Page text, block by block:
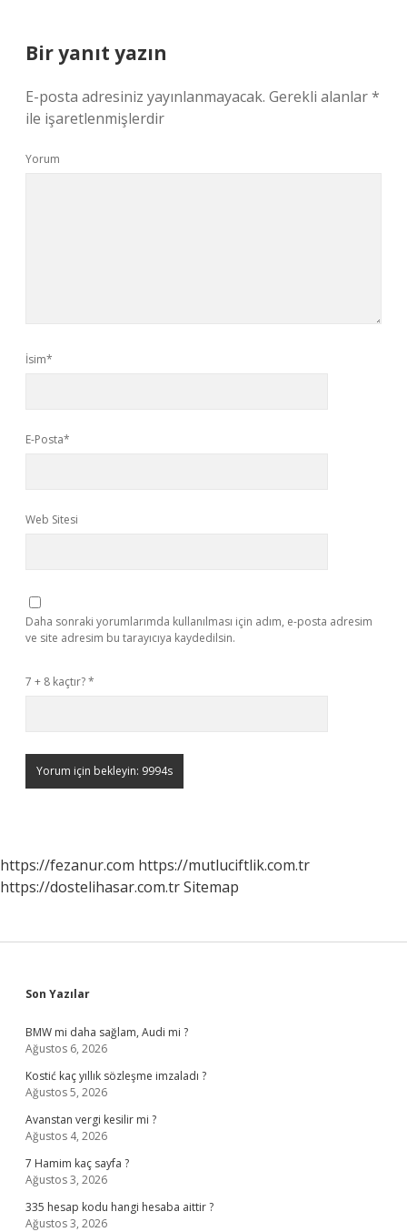
Bir yanıt yazın
E-posta adresiniz yayınlanmayacak. Gerekli alanlar*
ile işaretlenmişlerdir
Yorum
İsim*
E-Posta*
Web Sitesi
Daha sonraki yorumlarımda kullanılması için adım, e-posta adresim
ve site adresim bu tarayıcıya kaydedilsin.
7 + 8 kaçtır?*
https://fezanur.com https://mutluciftlik.com.tr
https://dostelihasar.com.trSitemap
Sidebar
Son Yazılar
BMW mi daha sağlam, Audi mi ?
Ağustos 6, 2026
Kostić kaç yıllık sözleşme imzaladı ?
Ağustos 5, 2026
Avanstan vergi kesilir mi ?
Ağustos 4, 2026
7 Hamim kaç sayfa ?
Ağustos 3, 2026
335 hesap kodu hangi hesaba aittir ?
Ağustos 3, 2026